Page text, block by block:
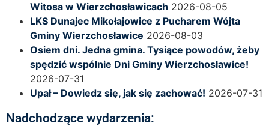
Witosa w Wierzchosławicach 2026-08-05
LKS Dunajec Mikołajowice z Pucharem Wójta
Gminy Wierzchosławice 2026-08-03
Osiem dni. Jedna gmina. Tysiące powodów, żeby
spędzić wspólnie Dni Gminy Wierzchosławice!
2026-07-31
Upał – Dowiedz się, jak się zachować! 2026-07-31
Nadchodzące wydarzenia: